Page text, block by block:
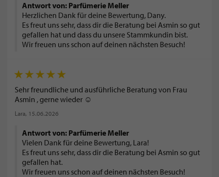
Antwort von: Parfümerie Meller
Herzlichen Dank für deine Bewertung, Dany.
Es freut uns sehr, dass dir die Beratung bei Asmin so gut
gefallen hat und dass du unsere Stammkundin bist.
Wir freuen uns schon auf deinen nächsten Besuch!
Sehr freundliche und ausführliche Beratung von Frau
Asmin , gerne wieder ☺️
Lara, 15.06.2026
Antwort von: Parfümerie Meller
Vielen Dank für deine Bewertung, Lara!
Es freut uns sehr, dass dir die Beratung bei Asmin so gut
gefallen hat.
Wir freuen uns schon auf deinen nächsten Besuch!